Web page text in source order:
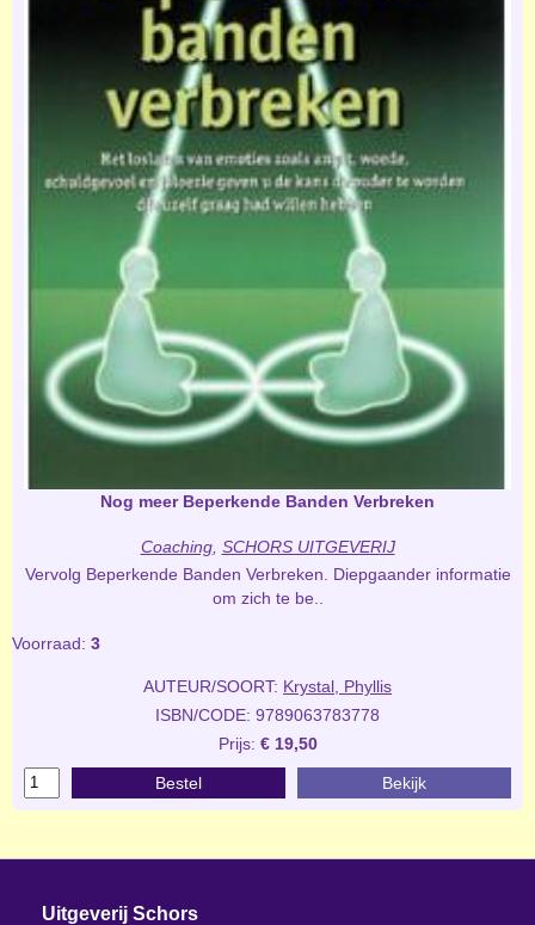
Nog meer Beperkende Banden Verbreken
Coaching, SCHORS UITGEVERIJ
Vervolg Beperkende Banden Verbreken. Diepgaander informatie
om zich te be..
Voorraad: 3
AUTEUR/SOORT: Krystal, Phyllis
ISBN/CODE: 9789063783778
Prijs: € 19,50
Bestel Bekijk
Uitgeverij Schors